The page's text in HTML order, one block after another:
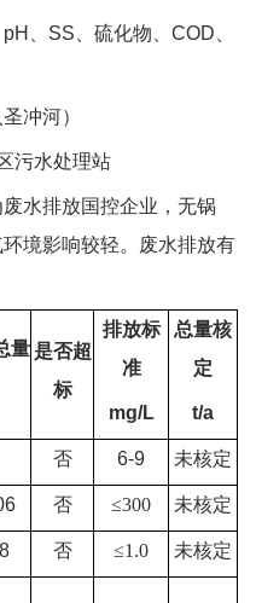
pH SS 、硫化物、 COD
冲河）
污水处理站
水排放国控企业，无锅
境影响较轻。废水排放有
量 是否超
标
排放标
准
mg/L
总量核
定
t/a
否 6-9 未核定
否 ≤300 未核定
否 ≤1.0 未核定